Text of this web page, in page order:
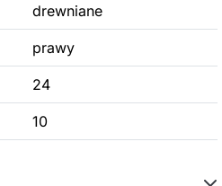
drewniane
prawy
24
10